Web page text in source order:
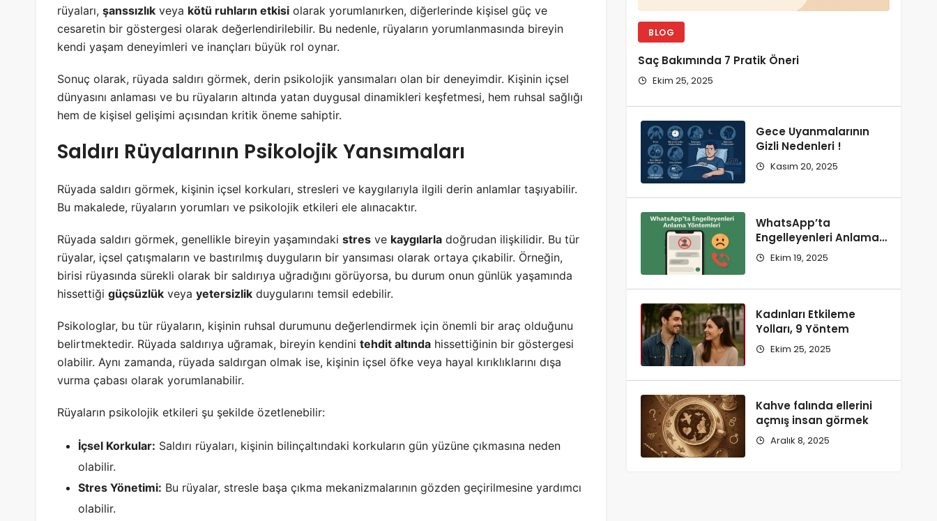
rüyaları, şanssızlık veya kötü ruhların etkisi olarak yorumlanırken, diğerlerinde kişisel güç ve
cesaretin bir göstergesi olarak değerlendirilebilir. Bu nedenle, rüyaların yorumlanmasında bireyin
kendi yaşam deneyimleri ve inançları büyük rol oynar.
Sonuç olarak, rüyada saldırı görmek, derin psikolojik yansımaları olan bir deneyimdir. Kişinin içsel
dünyasını anlaması ve bu rüyaların altında yatan duygusal dinamikleri keşfetmesi, hem ruhsal sağlığı
hem de kişisel gelişimi açısından kritik öneme sahiptir.
Saldırı Rüyalarının Psikolojik Yansımaları
Rüyada saldırı görmek, kişinin içsel korkuları, stresleri ve kaygılarıyla ilgili derin anlamlar taşıyabilir.
Bu makalede, rüyaların yorumları ve psikolojik etkileri ele alınacaktır.
Rüyada saldırı görmek, genellikle bireyin yaşamındaki stres ve kaygılarla doğrudan ilişkilidir. Bu tür
rüyalar, içsel çatışmaların ve bastırılmış duyguların bir yansıması olarak ortaya çıkabilir. Örneğin,
birisi rüyasında sürekli olarak bir saldırıya uğradığını görüyorsa, bu durum onun günlük yaşamında
hissettiği güçsüzlük veya yetersizlik duygularını temsil edebilir.
Psikologlar, bu tür rüyaların, kişinin ruhsal durumunu değerlendirmek için önemli bir araç olduğunu
belirtmektedir. Rüyada saldırıya uğramak, bireyin kendini tehdit altında hissettiğinin bir göstergesi
olabilir. Aynı zamanda, rüyada saldırgan olmak ise, kişinin içsel öfke veya hayal kırıklıklarını dışa
vurma çabası olarak yorumlanabilir.
Rüyaların psikolojik etkileri şu şekilde özetlenebilir:
İçsel Korkular: Saldırı rüyaları, kişinin bilinçaltındaki korkuların gün yüzüne çıkmasına neden
olabilir.
Stres Yönetimi: Bu rüyalar, stresle başa çıkma mekanizmalarının gözden geçirilmesine yardımcı
olabilir.
BLOG
Saç Bakımında 7 Pratik Öneri
Ekim 25, 2025
Gece Uyanmalarının
Gizli Nedenleri !
Kasım 20, 2025
WhatsApp’ta
Engelleyenleri Anlama
Yöntemleri Neler?
Ekim 19, 2025
Kadınları Etkileme
Yolları, 9 Yöntem
Ekim 25, 2025
Kahve falında ellerini
açmış insan görmek
Aralık 8, 2025